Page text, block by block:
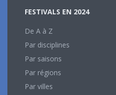
FESTIVALS EN 2024
De A à Z
Par disciplines
Par saisons
Par régions
Par villes